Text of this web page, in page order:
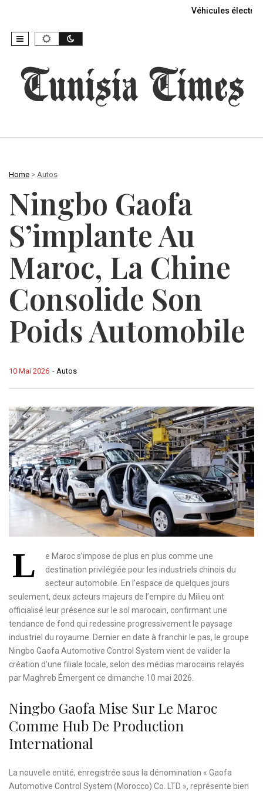
Véhicules
Home > Autos
Ningbo Gaofa
S’implante Au
Maroc, La Chine
Consolide Son
Poids Automobile
- Autos
10 Mai 2026
L
e Maroc s’impose de plus en plus comme une
destination privilégiée pour les industriels chinois du
secteur automobile. En l’espace de quelques jours
seulement, deux acteurs majeurs de l’empire du Milieu ont
officialisé leur présence sur le sol marocain, confirmant une
tendance de fond qui redessine progressivement le paysage
industriel du royaume. Dernier en date à franchir le pas, le groupe
Ningbo Gaofa Automotive Control System vient de valider la
création d’une filiale locale, selon des médias marocains relayés
par Maghreb Émergent ce dimanche 10 mai 2026.
Ningbo Gaofa Mise Sur Le Maroc
Comme Hub De Production
International
La nouvelle entité, enregistrée sous la dénomination « Gaofa
Automotive Control System (Morocco) Co. LTD », représente bien